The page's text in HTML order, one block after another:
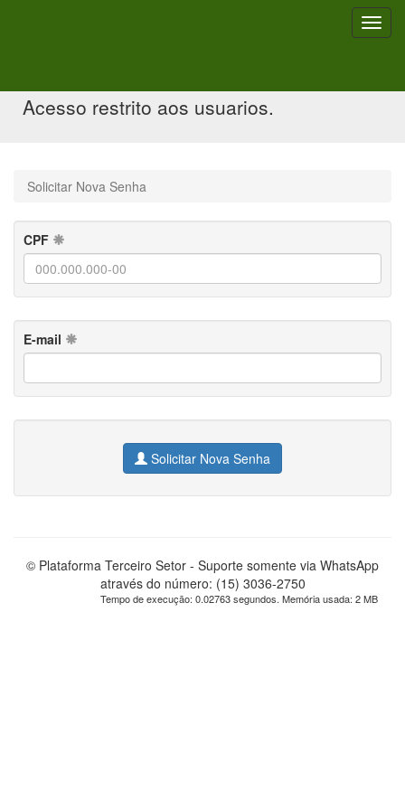
Acesso restrito aos usuarios.
Solicitar Nova Senha
CPF
E-mail
Solicitar Nova Senha
© Plataforma Terceiro Setor - Suporte somente via WhatsApp
através do número: (15) 3036-2750
Tempo de execução: 0.02763 segundos. Memória usada: 2 MB